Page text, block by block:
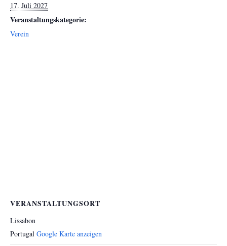
17. Juli 2027
Veranstaltungskategorie:
Verein
VERANSTALTUNGSORT
Lissabon
Portugal Google Karte anzeigen